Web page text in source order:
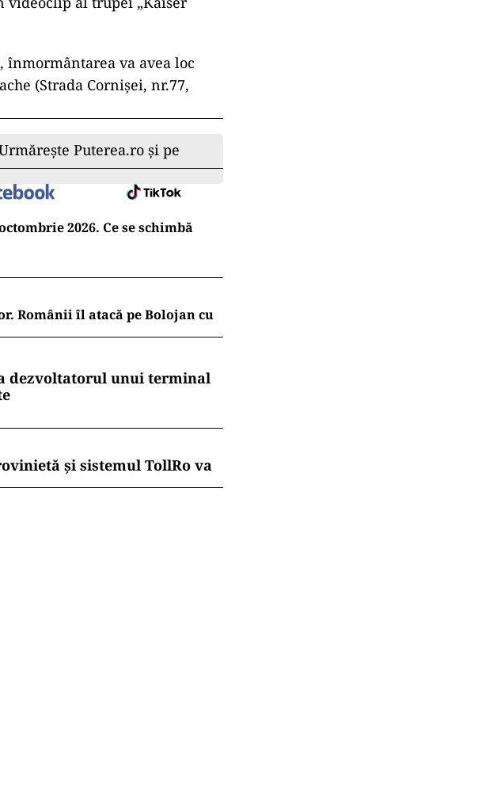
înmormântarea va avea loc
(Strada Cornișei, nr.77,
Puterea.ro și pe
2026. Ce se schimbă
Românii îl atacă pe Bolojan cu
dezvoltatorul unui terminal
și sistemul TollRo va